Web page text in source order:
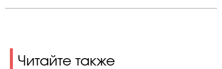
Читайте также